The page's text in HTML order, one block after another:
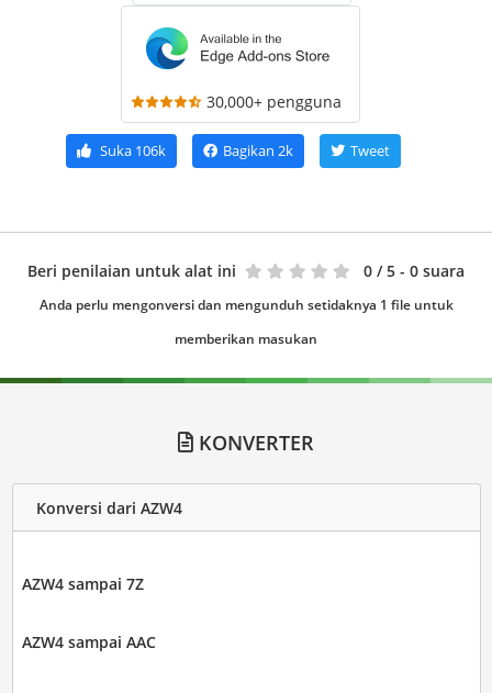
30,000+ pengguna
Suka106k Bagikan 2k Tweet
Beri penilaian untuk alat ini 0 / 5 - 0 suara
Anda perlu mengonversi dan mengunduh setidaknya 1 file untuk
memberikan masukan
KONVERTER
Konversi dari AZW4
AZW4 sampai 7Z
AZW4 sampai AAC